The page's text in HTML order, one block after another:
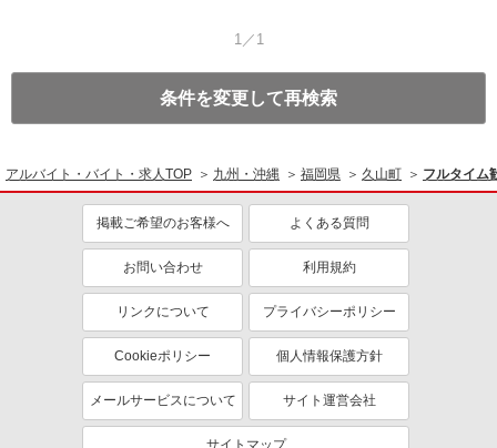
1／1
条件を変更して再検索
アルバイト・バイト・求人TOP 九州・沖縄 福岡県 久山町 フルタイム
掲載ご希望のお客様へ よくある質問
お問い合わせ 利用規約
リンクについて プライバシーポリシー
Cookieポリシー 個人情報保護方針
メールサービスについて サイト運営会社
サイトマップ